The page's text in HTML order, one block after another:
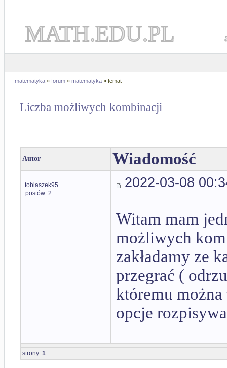
MATH.EDU.PL
matematyka » forum » matematyka » temat
Liczba możliwych kombinacji
Autor Wiadomość
tobiaszek95
postów: 2
2022-03-08
Witam mam
możliwych
zakładamy ze
przegrać (
któremu
opcje
strony: 1